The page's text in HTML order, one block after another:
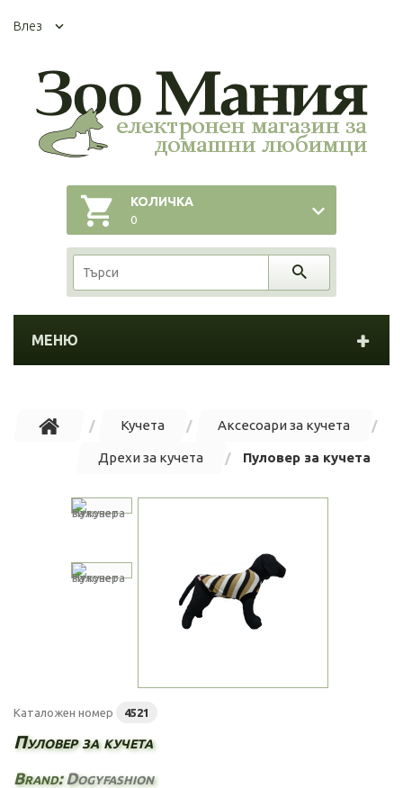
Влез
КОЛИЧКА
0
МЕНЮ
Кучета Аксесоари за кучета
Дрехи за кучета Пуловер за кучета
Каталожен номер 4521
Пуловер за кучета
Brand:Dogyfashion